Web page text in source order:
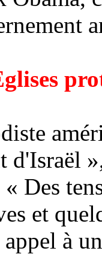
d'Israël
« Des
et
à